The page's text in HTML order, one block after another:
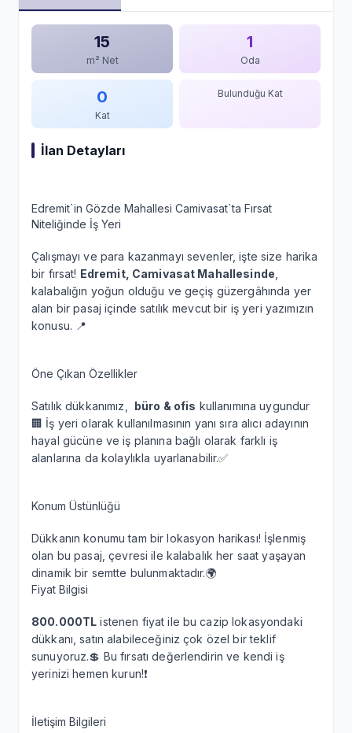
15
m² Net
1
Oda
0
Kat
Bulunduğu Kat
İlan Detayları
Edremit`in Gözde Mahallesi Camivasat`ta Fırsat
Niteliğinde İş Yeri
Çalışmayı ve para kazanmayı sevenler, işte size harika
bir fırsat! Edremit, Camivasat Mahallesinde
kalabalığın yoğun olduğu ve geçiş güzergâhında yer
alan bir pasaj içinde satılık mevcut bir iş yeri yazımızın
konusu. 📍
Öne Çıkan Özellikler
Satılık dükkanımız, büro & ofis kullanımına uygundur
🏢 İş yeri olarak kullanılmasının yanı sıra alıcı adayının
hayal gücüne ve iş planına bağlı olarak farklı iş
alanlarına da kolaylıkla uyarlanabilir.✅
Konum Üstünlüğü
Dükkanın konumu tam bir lokasyon harikası! İşlenmiş
olan bu pasaj, çevresi ile kalabalık her saat yaşayan
dinamik bir semtte bulunmaktadır.🌍
Fiyat Bilgisi
800.000TL istenen fiyat ile bu cazip lokasyondaki
dükkanı, satın alabileceğiniz çok özel bir teklif
sunuyoruz.💲 Bu fırsatı değerlendirin ve kendi iş
yerinizi hemen kurun!❗
İletişim Bilgileri